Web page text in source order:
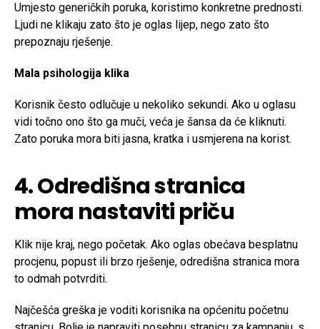
Umjesto generičkih poruka, koristimo konkretne prednosti.
Ljudi ne klikaju zato što je oglas lijep, nego zato što
prepoznaju rješenje.
Mala psihologija klika
Korisnik često odlučuje u nekoliko sekundi. Ako u oglasu
vidi točno ono što ga muči, veća je šansa da će kliknuti.
Zato poruka mora biti jasna, kratka i usmjerena na korist.
4. Odredišna stranica
mora nastaviti priču
Klik nije kraj, nego početak. Ako oglas obećava besplatnu
procjenu, popust ili brzo rješenje, odredišna stranica mora
to odmah potvrditi.
Najčešća greška je voditi korisnika na općenitu početnu